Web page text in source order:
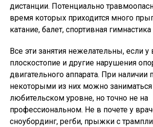
дистанции. Потенциально
время которых приходится много
катание, балет, спортивная
Все эти занятия нежелательны, если у
плоскостопие и другие нарушения
двигательного аппарата. При наличии
некоторыми из них можно заниматься
любительском уровне, но точно не на
профессиональном. Не в почете у
сноубординг, регби, прыжки с